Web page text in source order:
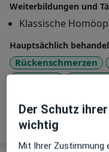
(VKHD).
Wenn ich Sie auf
unterstützen darf
haben, rufen Sie
Ich antworte gerne.
Weiterbildungen und
Klassische
Hauptsächlich
Rückenschmerzen
Reizdarm
Mehr
Der Schutz
wichtig
Mit Ihrer Zustimmung